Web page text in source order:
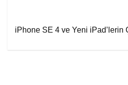
iPhone SE 4 ve Yeni iPad’lerin